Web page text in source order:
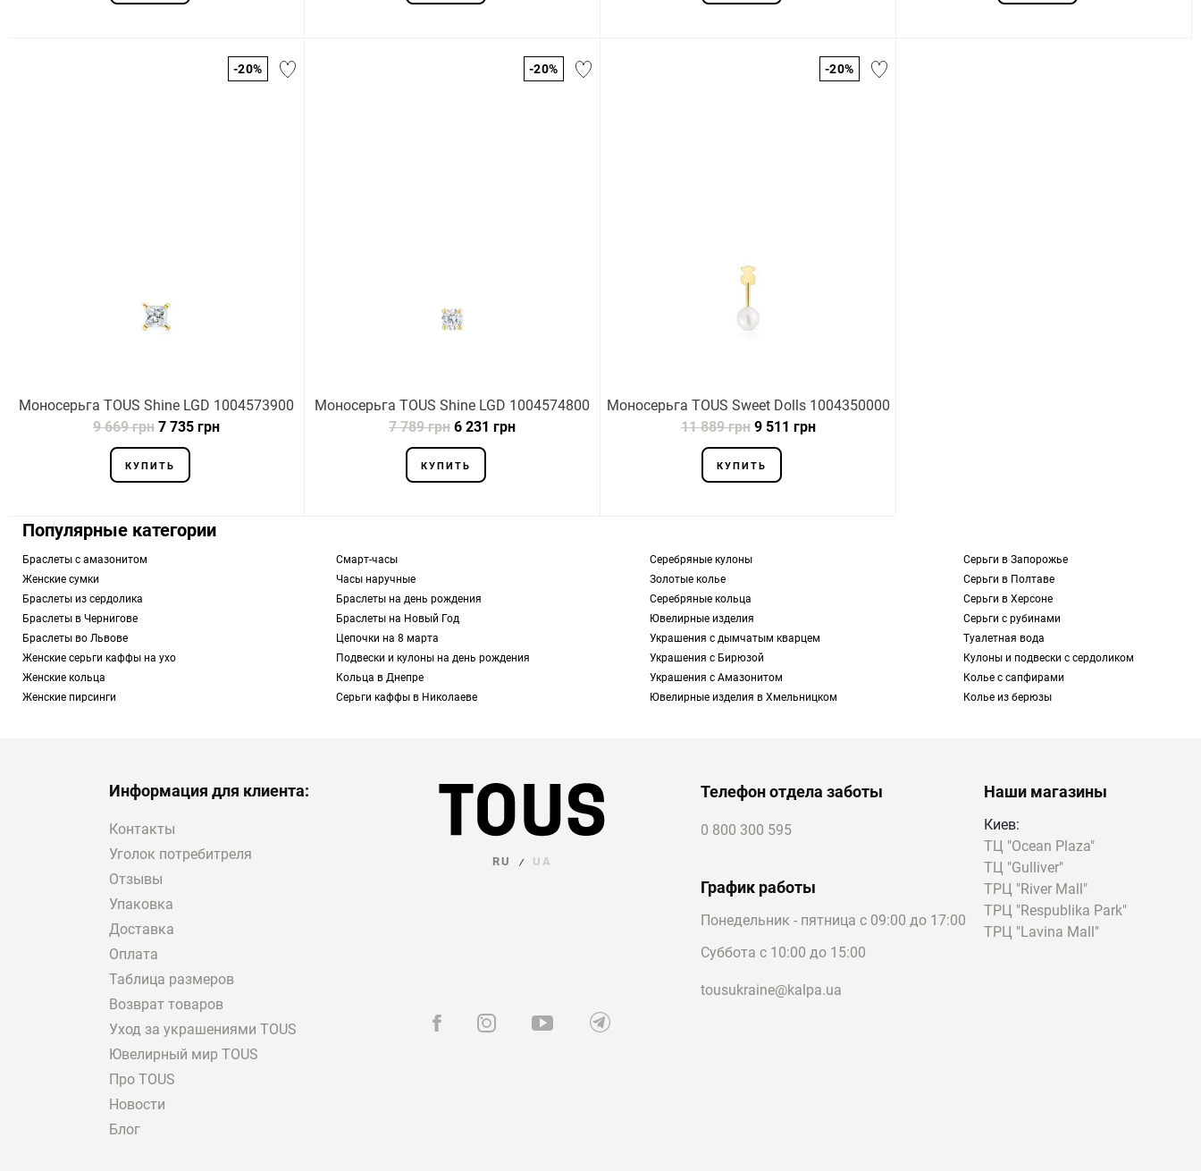
-20%
Моносерьга TOUS Shine LGD 1004573900
9 669 грн 7 735 грн
КУПИТЬ
-20%
Моносерьга TOUS Shine LGD 1004574800
7 789 грн 6 231 грн
КУПИТЬ
-20%
Моносерьга TOUS Sweet Dolls 1004350000
11 889 грн9 511 грн
КУПИТЬ
Популярные категории
Браслеты с амазонитом
Женские сумки
Браслеты из сердолика
Браслеты в Чернигове
Браслеты во Львове
Женские серьги каффы на ухо
Женские кольца
Женские пирсинги
Смарт-часы
Часы наручные
Браслеты на день рождения
Браслеты на Новый Год
Цепочки на 8 марта
Подвески и кулоны на день рождения
Кольца в Днепре
Серьги каффы в Николаеве
Серебряные кулоны
Золотые колье
Серебряные кольца
Ювелирные изделия
Украшения с дымчатым кварцем
Украшения с Бирюзой
Украшения с Амазонитом
Ювелирные изделия в Хмельницком
Серьги в Запорожье
Серьги в Полтаве
Серьги в Херсоне
Серьги с рубинами
Туалетная вода
Кулоны и подвески с сердоликом
Колье с сапфирами
Колье из берюзы
Информация для клиента:
Контакты
Уголок потребитреля
Отзывы
Упаковка
Доставка
Оплата
Таблица размеров
Возврат товаров
Уход за украшениями TOUS
Ювелирный мир TOUS
Про TOUS
Новости
Блог
RU / UA
Телефон отдела заботы
0 800 300 595
График работы
Понедельник - пятница с 09:00 до 17:00
Суббота с 10:00 до 15:00
tousukraine@kalpa.ua
Наши магазины
Киев:
ТЦ "Ocean Plaza"
ТЦ "Gulliver"
ТРЦ "River Mall"
ТРЦ "Respublika Park"
ТРЦ "Lavina Mall"